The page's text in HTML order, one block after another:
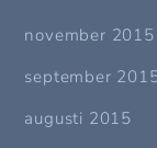
november 2015
september
augusti 2015